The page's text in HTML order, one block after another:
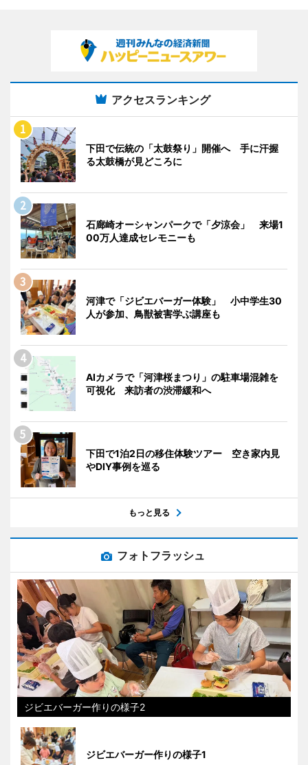
アクセスランキング
下田で伝統の「太鼓祭り」開催へ 手に汗握
る太鼓橋が見どころに
石廊崎オーシャンパークで「夕涼会」 来場1
00万人達成セレモニーも
河津で「ジビエバーガー体験」 小中学生30
人が参加、鳥獣被害学ぶ講座も
AIカメラで「河津桜まつり」の駐車場混雑を
可視化 来訪者の渋滞緩和へ
下田で1泊2日の移住体験ツアー 空き家内見
やDIY事例を巡る
もっと見る
フォトフラッシュ
ジビエバーガー作りの様子2
ジビエバーガー作りの様子1